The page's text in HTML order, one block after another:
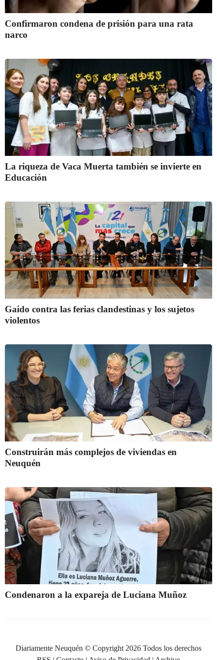
Confirmaron condena de prisión para una rata
narco
La riqueza de Vaca Muerta también se invierte en
Educación
Gaido contra las ferias clandestinas y los sujetos
violentos
Construirán más complejos de viviendas en
Neuquén
Condenaron a la expareja de Luciana Muñoz
Diariamente Neuquén © Copyright 2026 Todos los derechos